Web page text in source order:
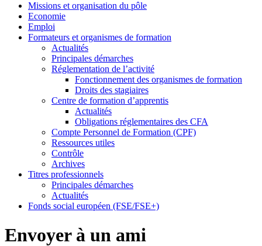
Missions et organisation du pôle
Economie
Emploi
Formateurs et organismes de formation
Actualités
Principales démarches
Réglementation de l’activité
Fonctionnement des organismes de formation
Droits des stagiaires
Centre de formation d’apprentis
Actualités
Obligations réglementaires des CFA
Compte Personnel de Formation (CPF)
Ressources utiles
Contrôle
Archives
Titres professionnels
Principales démarches
Actualités
Fonds social européen (FSE/FSE+)
Envoyer à un ami